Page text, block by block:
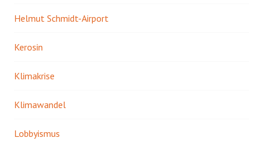
Helmut Schmidt-Airport
Kerosin
Klimakrise
Klimawandel
Lobbyismus